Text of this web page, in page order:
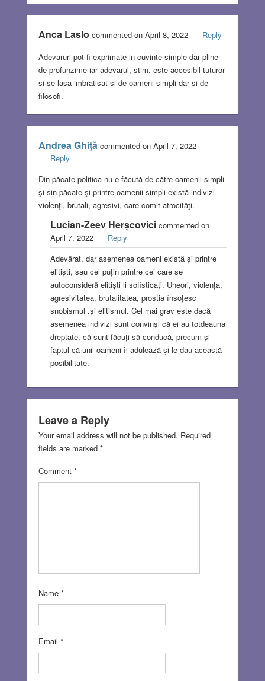
Anca Laslo commented on April 8, 2022
Reply
Adevaruri pot fi exprimate in cuvinte simple dar pline
de profunzime iar adevarul, stim, este accesibil tuturor
si se lasa imbratisat si de oameni simpli dar si de
filosofi.
Andrea Ghiţăcommented on April 7, 2022
Reply
Din păcate politica nu e făcută de către oamenii simpli
şi sin păcate şi printre oamenii simpli există indivizi
violenţi, brutali, agresivi, care comit atrocităţi.
Lucian-Zeev Herșcovicicommented on
April 7, 2022
Reply
Adevărat, dar asemenea oameni există și printre
elitiști, sau cel puțin printre cei care se
autoconsideră elitiști li sofisticați. Uneori, violența,
agresivitatea, brutalitatea, prostia însoțesc
snobismul .și elitismul. Cel mai grav este dacă
asemenea indivizi sunt convinși că ei au totdeauna
dreptate, că sunt făcuți să conducă, precum și
faptul că unii oameni îi adulează și le dau această
posibilitate.
Leave a Reply
Your email address will not be published. Required
fields are marked *
Comment *
Name *
Email *